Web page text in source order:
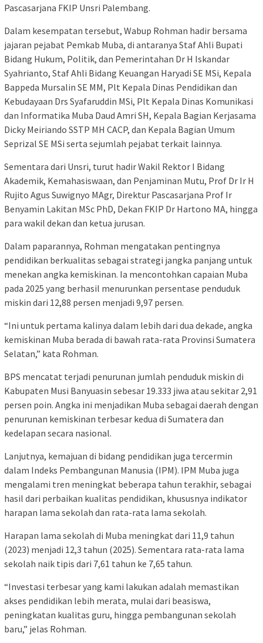
Pascasarjana FKIP Unsri Palembang.
Dalam kesempatan tersebut, Wabup Rohman hadir bersama
jajaran pejabat Pemkab Muba, di antaranya Staf Ahli Bupati
Bidang Hukum, Politik, dan Pemerintahan Dr H Iskandar
Syahrianto, Staf Ahli Bidang Keuangan Haryadi SE MSi, Kepala
Bappeda Mursalin SE MM, Plt Kepala Dinas Pendidikan dan
Kebudayaan Drs Syafaruddin MSi, Plt Kepala Dinas Komunikasi
dan Informatika Muba Daud Amri SH, Kepala Bagian Kerjasama
Dicky Meiriando SSTP MH CACP, dan Kepala Bagian Umum
Seprizal SE MSi serta sejumlah pejabat terkait lainnya.
Sementara dari Unsri, turut hadir Wakil Rektor I Bidang
Akademik, Kemahasiswaan, dan Penjaminan Mutu, Prof Dr Ir H
Rujito Agus Suwignyo MAgr, Direktur Pascasarjana Prof Ir
Benyamin Lakitan MSc PhD, Dekan FKIP Dr Hartono MA, hingga
para wakil dekan dan ketua jurusan.
Dalam paparannya, Rohman mengatakan pentingnya
pendidikan berkualitas sebagai strategi jangka panjang untuk
menekan angka kemiskinan. Ia mencontohkan capaian Muba
pada 2025 yang berhasil menurunkan persentase penduduk
miskin dari 12,88 persen menjadi 9,97 persen.
“Ini untuk pertama kalinya dalam lebih dari dua dekade, angka
kemiskinan Muba berada di bawah rata-rata Provinsi Sumatera
Selatan,” kata Rohman.
BPS mencatat terjadi penurunan jumlah penduduk miskin di
Kabupaten Musi Banyuasin sebesar 19.333 jiwa atau sekitar 2,91
persen poin. Angka ini menjadikan Muba sebagai daerah dengan
penurunan kemiskinan terbesar kedua di Sumatera dan
kedelapan secara nasional.
Lanjutnya, kemajuan di bidang pendidikan juga tercermin
dalam Indeks Pembangunan Manusia (IPM). IPM Muba juga
mengalami tren meningkat beberapa tahun terakhir, sebagai
hasil dari perbaikan kualitas pendidikan, khususnya indikator
harapan lama sekolah dan rata-rata lama sekolah.
Harapan lama sekolah di Muba meningkat dari 11,9 tahun
(2023) menjadi 12,3 tahun (2025). Sementara rata-rata lama
sekolah naik tipis dari 7,61 tahun ke 7,65 tahun.
“Investasi terbesar yang kami lakukan adalah memastikan
akses pendidikan lebih merata, mulai dari beasiswa,
peningkatan kualitas guru, hingga pembangunan sekolah
baru,” jelas Rohman.